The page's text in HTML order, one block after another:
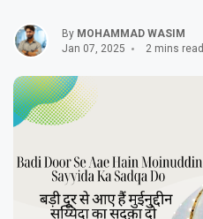
By MOHAMMAD WASIM
Jan 07, 2025
2 mins read